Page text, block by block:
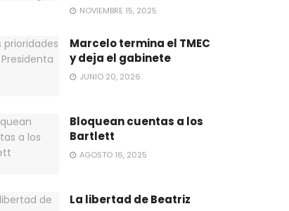
NOVIEMBRE 15, 2025
Marcelo termina el TMEC
y deja el gabinete
JUNIO 20, 2026
Bloquean cuentas a los
Bartlett
AGOSTO 16, 2025
La libertad de Beatriz